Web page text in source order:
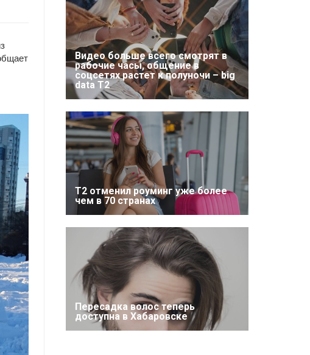
Видео больше всего смотрят в
рабочие часы, общение в
соцсетях растет к полуночи – big
data T2
Т2 отменил роуминг уже более
чем в 70 странах
Пересадка волос теперь
доступна в Хабаровске